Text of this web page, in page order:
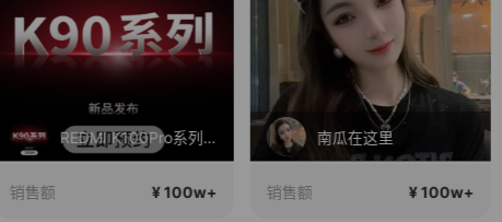
REDMI K100Pro系列新品手机预约开启！
销售额 ¥ 100w+
南瓜在这里
销售额 ¥ 100w+